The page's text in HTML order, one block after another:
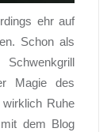
ehr auf
Schon als
Magie des
Ruhe
dem Blog